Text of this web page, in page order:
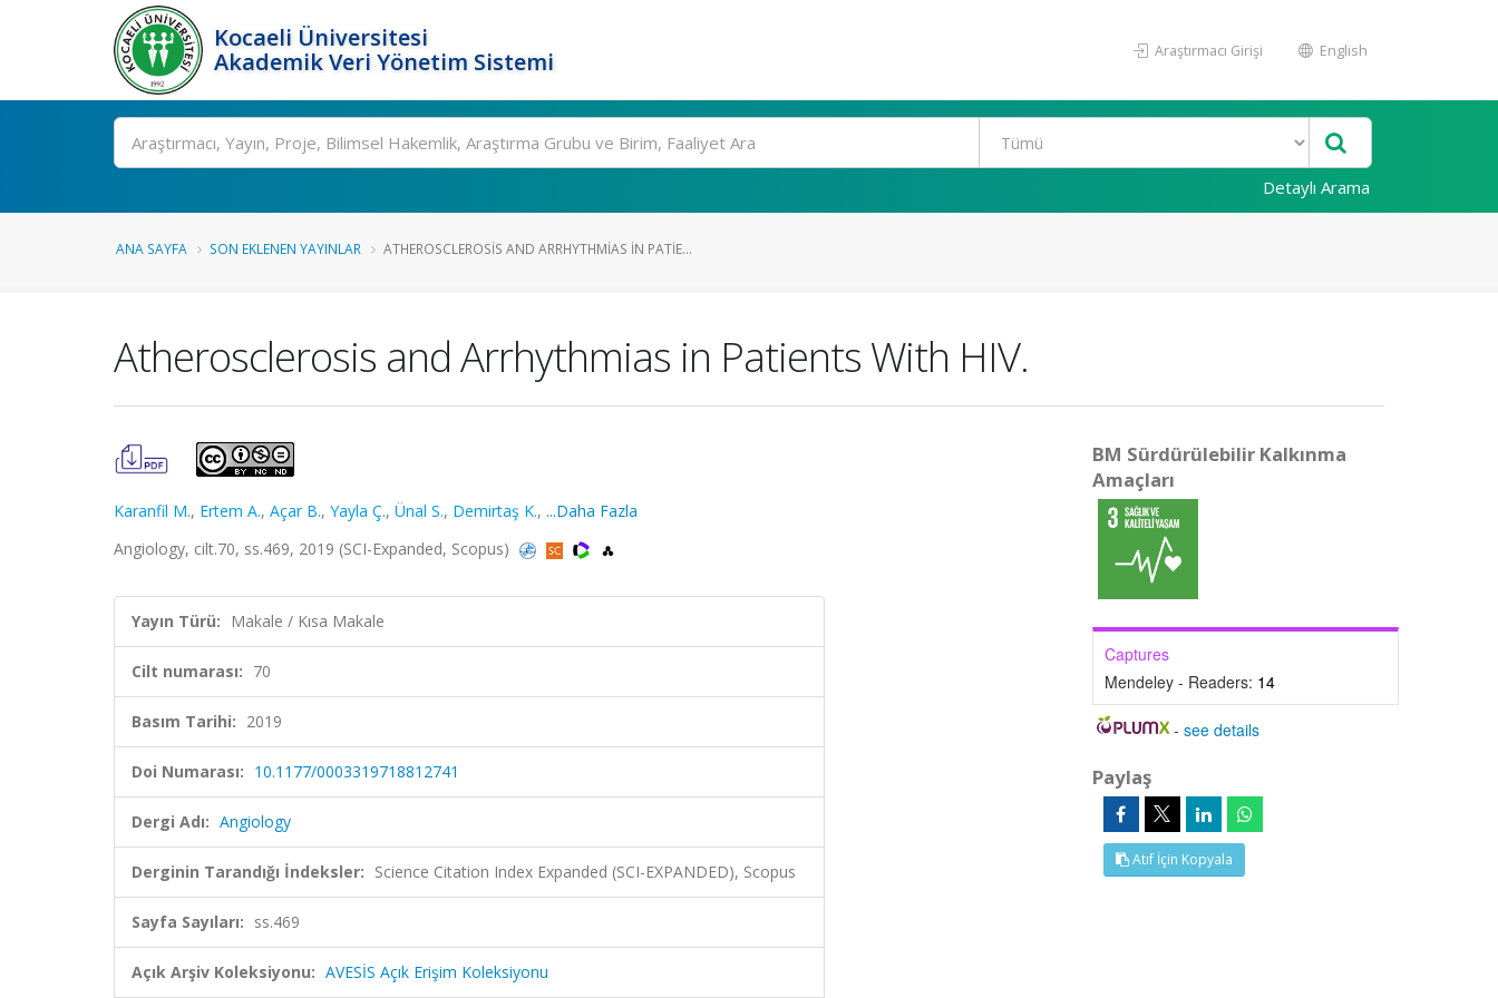
Kocaeli Üniversitesi
Akademik Veri Yönetim Sistemi
Araştırmacı Girişi English
Ara
Detaylı Arama
ANA SAYFA SON EKLENEN YAYINLAR ATHEROSCLEROSIS AND ARRHYTHMIAS IN PATIE...
Atherosclerosis and Arrhythmias in Patients With HIV.
Karanfil M., Ertem A., Açar B., Yayla Ç., Ünal S., Demirtaş K., ...Daha Fazla
Angiology, cilt.70, ss.469, 2019 (SCI-Expanded, Scopus)
Yayın Türü: Makale / Kısa Makale
Cilt numarası: 70
Basım Tarihi: 2019
Doi Numarası: 10.1177/0003319718812741
Dergi Adı: Angiology
Derginin Tarandığı İndeksler: Science Citation Index Expanded (SCI-EXPANDED), Scopus
Sayfa Sayıları: ss.469
Açık Arşiv Koleksiyonu: AVESİS Açık Erişim Koleksiyonu
BM Sürdürülebilir Kalkınma
Amaçları
Captures
Mendeley - Readers: 14
-see details
Paylaş
Atıf İçin Kopyala